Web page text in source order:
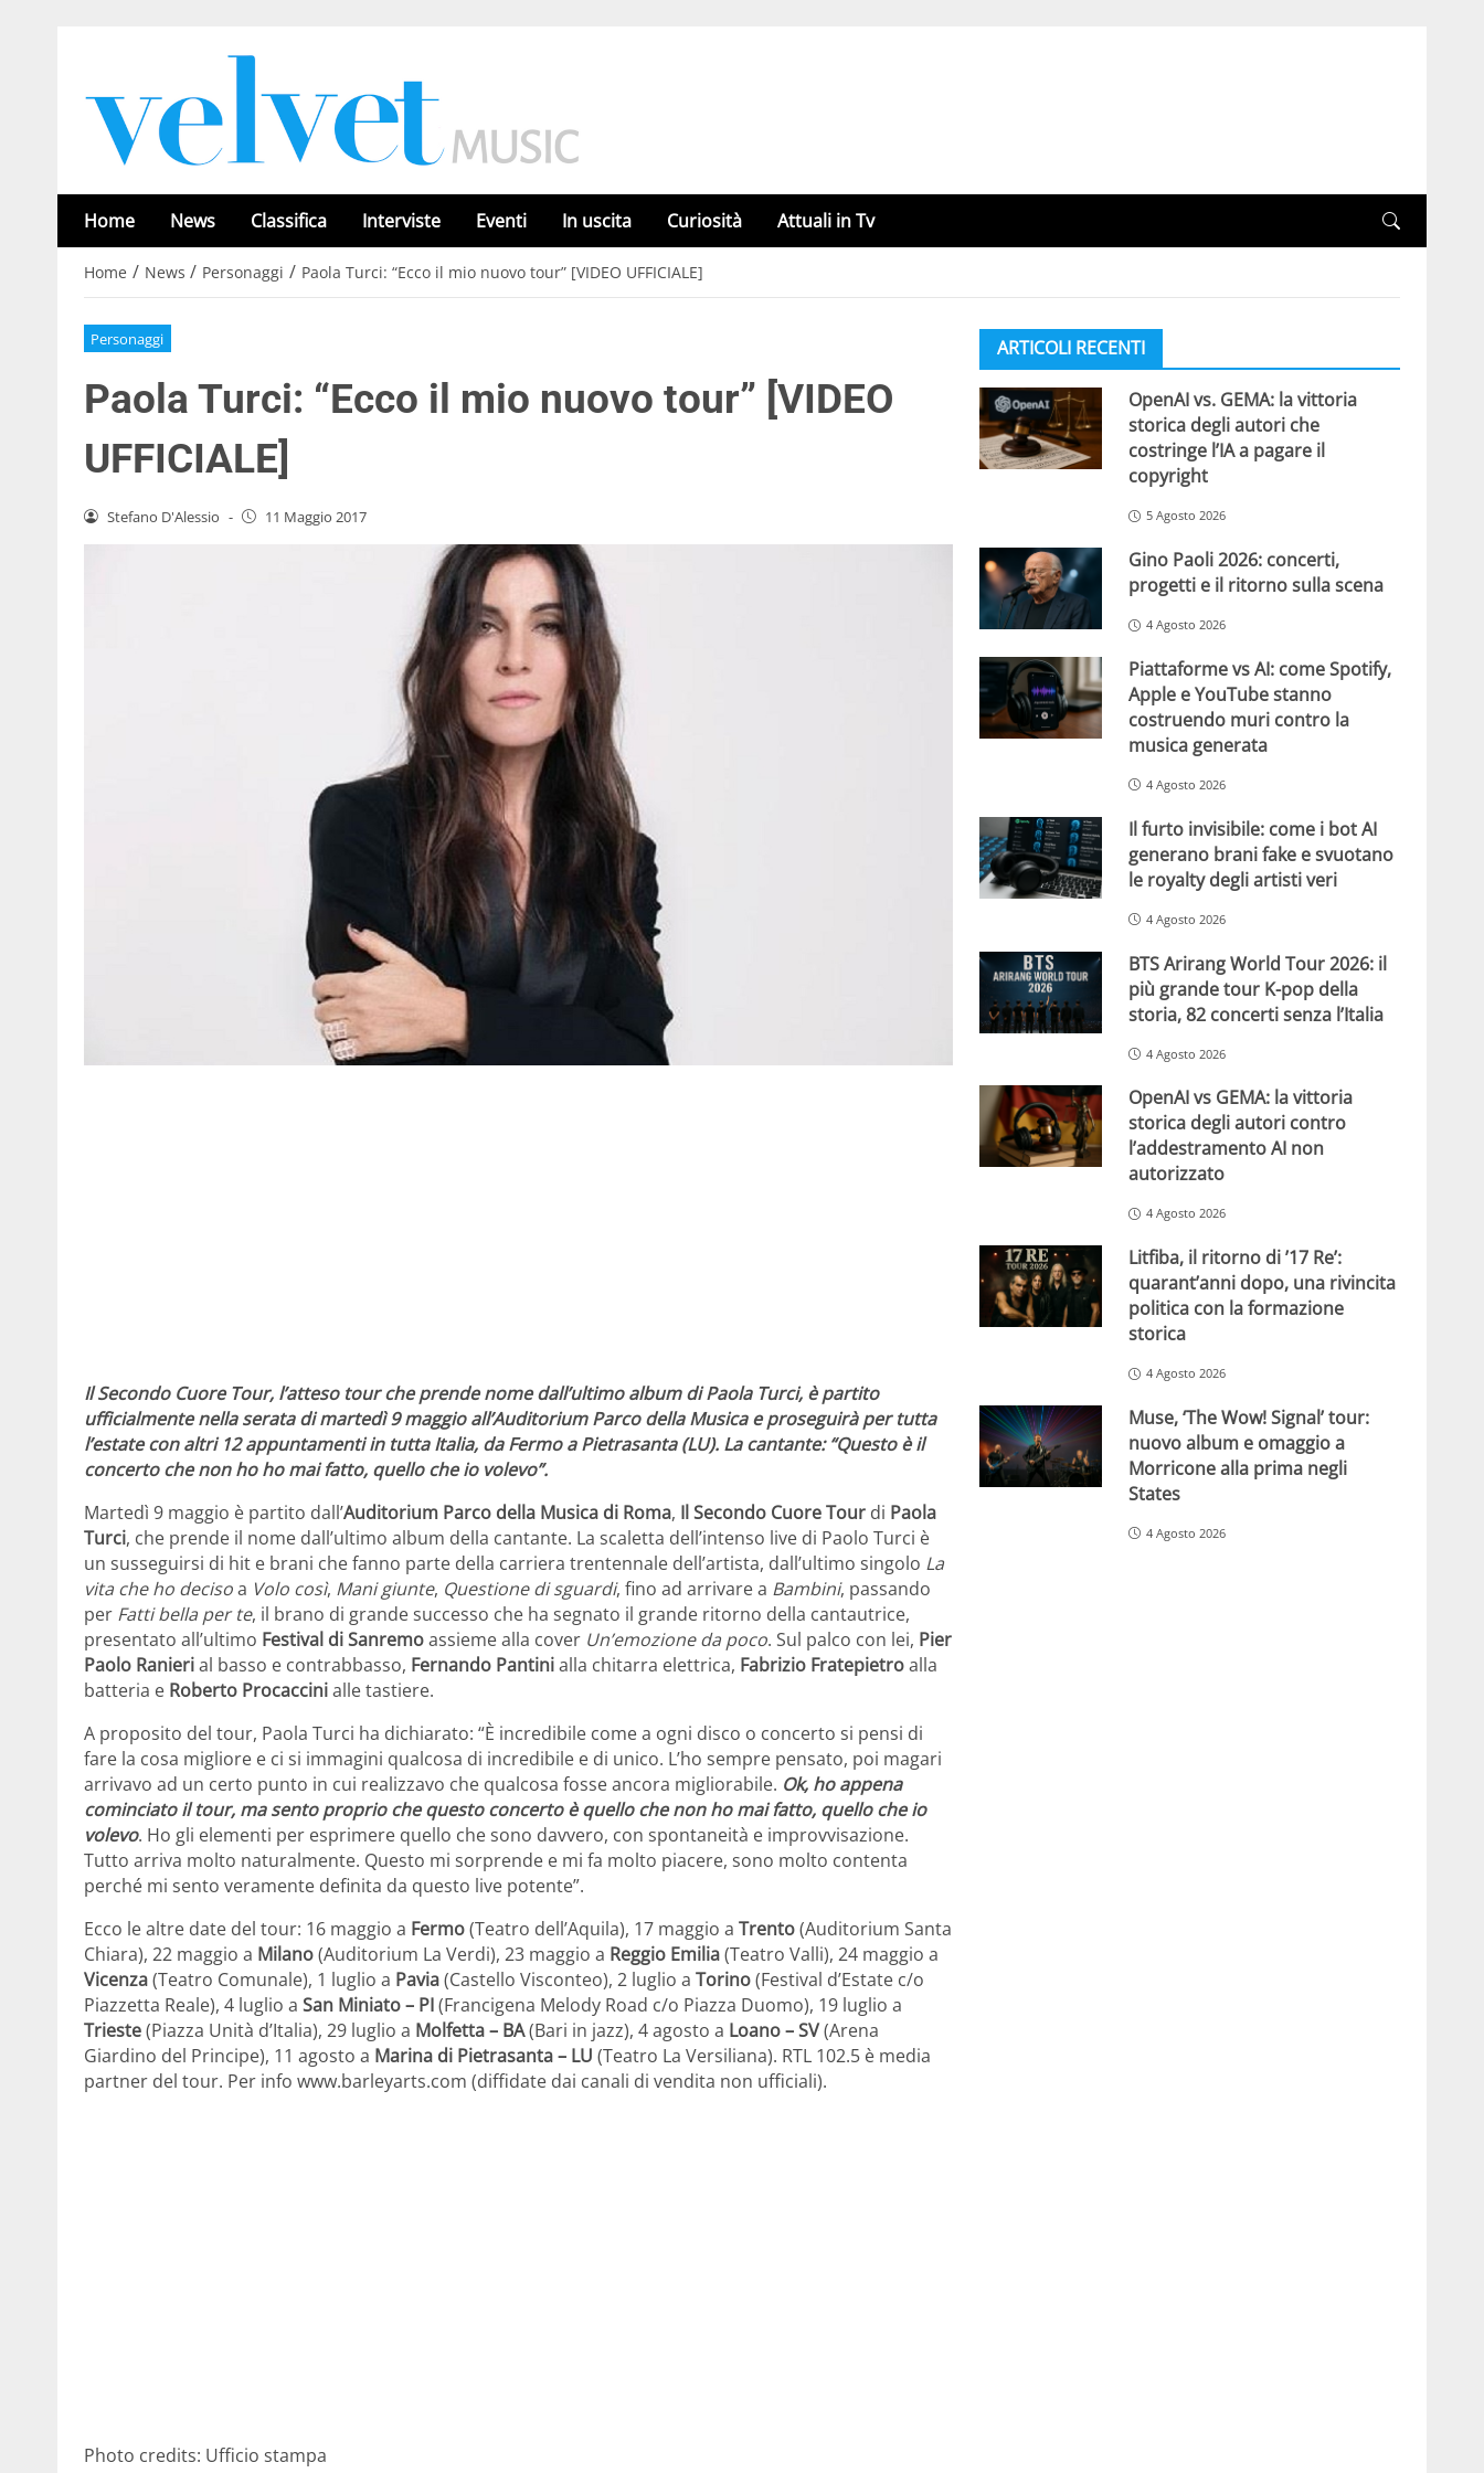
Home News Classifica Interviste Eventi In uscita Curiosità Attuali in Tv
Home / News / Personaggi / Paola Turci: “Ecco il mio nuovo tour” [VIDEO UFFICIALE]
Personaggi
Paola Turci: “Ecco il mio nuovo tour” [VIDEO
UFFICIALE]
Stefano D'Alessio - 11 Maggio 2017
Il Secondo Cuore Tour, l’atteso tour che prende nome dall’ultimo album di Paola Turci, è partito
ufficialmente nella serata di martedì 9 maggio all’Auditorium Parco della Musica e proseguirà per tutta
l’estate con altri 12 appuntamenti in tutta Italia, da Fermo a Pietrasanta (LU). La cantante: “Questo è il
concerto che non ho ho mai fatto, quello che io volevo”.
Martedì 9 maggio è partito dall’Auditorium Parco della Musica di Roma, Il Secondo Cuore Tour di Paola
Turci, che prende il nome dall’ultimo album della cantante. La scaletta dell’intenso live di Paolo Turci è
un susseguirsi di hit e brani che fanno parte della carriera trentennale dell’artista, dall’ultimo singolo La
vita che ho decisoa Volo così, Mani giunte, Questione di sguardi, fino ad arrivare a Bambini, passando
per Fatti bella per te, il brano di grande successo che ha segnato il grande ritorno della cantautrice,
presentato all’ultimo Festival di Sanremoassieme alla cover Un’emozione da poco. Sul palco con lei, Pier
Paolo Ranierial basso e contrabbasso, Fernando Pantinialla chitarra elettrica, Fabrizio Fratepietroalla
batteria e Roberto Procaccinialle tastiere.
A proposito del tour, Paola Turci ha dichiarato: “È incredibile come a ogni disco o concerto si pensi di
fare la cosa migliore e ci si immagini qualcosa di incredibile e di unico. L’ho sempre pensato, poi magari
arrivavo ad un certo punto in cui realizzavo che qualcosa fosse ancora migliorabile. Ok, ho appena
cominciato il tour, ma sento proprio che questo concerto è quello che non ho mai fatto, quello che io
volevo. Ho gli elementi per esprimere quello che sono davvero, con spontaneità e improvvisazione.
Tutto arriva molto naturalmente. Questo mi sorprende e mi fa molto piacere, sono molto contenta
perché mi sento veramente definita da questo live potente”.
Ecco le altre date del tour: 16 maggio a Fermo(Teatro dell’Aquila), 17 maggio a Trento(Auditorium Santa
Chiara), 22 maggio a Milano(Auditorium La Verdi), 23 maggio a Reggio Emilia(Teatro Valli), 24 maggio a
Vicenza(Teatro Comunale), 1 luglio a Pavia(Castello Visconteo), 2 luglio a Torino(Festival d’Estate c/o
Piazzetta Reale), 4 luglio a San Miniato – PI(Francigena Melody Road c/o Piazza Duomo), 19 luglio a
Trieste(Piazza Unità d’Italia), 29 luglio a Molfetta – BA(Bari in jazz), 4 agosto a Loano – SV(Arena
Giardino del Principe), 11 agosto a Marina di Pietrasanta – LU (Teatro La Versiliana). RTL 102.5 è media
partner del tour. Per info www.barleyarts.com (diffidate dai canali di vendita non ufficiali).
Photo credits: Ufficio stampa
ARTICOLI RECENTI
OpenAI vs. GEMA: la vittoria
storica degli autori che
costringe l’IA a pagare il
copyright
5 Agosto 2026
Gino Paoli 2026: concerti,
progetti e il ritorno sulla scena
4 Agosto 2026
Piattaforme vs AI: come Spotify,
Apple e YouTube stanno
costruendo muri contro la
musica generata
4 Agosto 2026
Il furto invisibile: come i bot AI
generano brani fake e svuotano
le royalty degli artisti veri
4 Agosto 2026
BTS Arirang World Tour 2026: il
più grande tour K-pop della
storia, 82 concerti senza l’Italia
4 Agosto 2026
OpenAI vs GEMA: la vittoria
storica degli autori contro
l’addestramento AI non
autorizzato
4 Agosto 2026
Litfiba, il ritorno di ’17 Re’:
quarant’anni dopo, una rivincita
politica con la formazione
storica
4 Agosto 2026
Muse, ‘The Wow! Signal’ tour:
nuovo album e omaggio a
Morricone alla prima negli
States
4 Agosto 2026